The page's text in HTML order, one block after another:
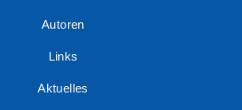
Autoren
Links
Aktuelles